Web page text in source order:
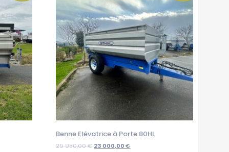
Benne Elévatrice à Porte 80HL
29 950,00€ 23 000,00€